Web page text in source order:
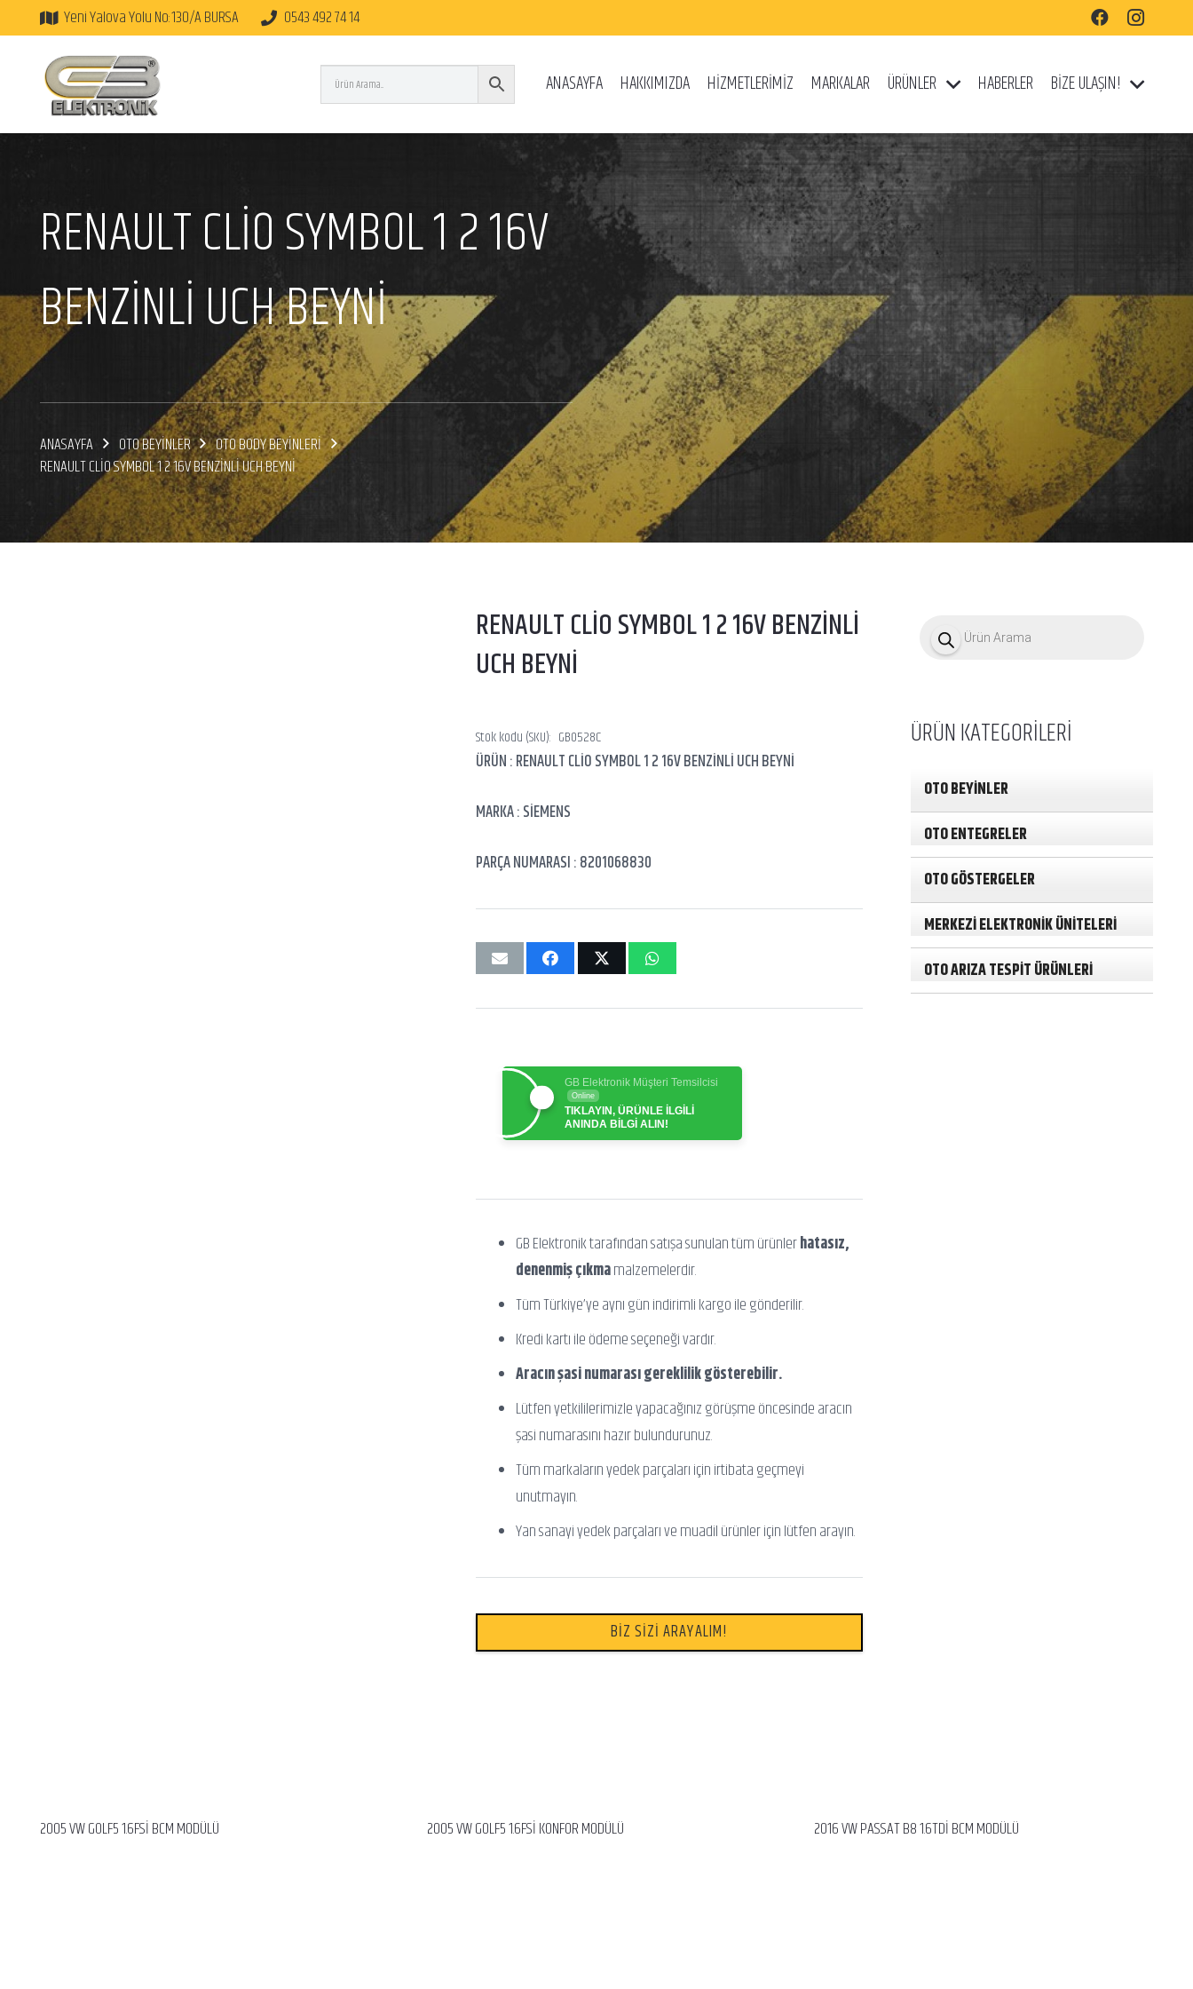
Yeni Yalova Yolu No:130/A BURSA 0543 492 74 14
ANASAYFA HAKKIMIZDA HİZMETLERİMİZ MARKALAR ÜRÜNLER HABERLER BİZE ULAŞIN!
RENAULT CLİO SYMBOL 1 2 16V
BENZİNLİ UCH BEYNİ
ANASAYFA OTO BEYİNLER
OTO BODY BEYİNLERİ
RENAULT CLİO SYMBOL 1 2 16V BENZİNLİ UCH BEYNİ
RENAULT CLİO SYMBOL 1 2 16V BENZİNLİ
UCH BEYNİ
Stok kodu (SKU): GB0528C
ÜRÜN : RENAULT CLİO SYMBOL 1 2 16V BENZİNLİ UCH BEYNİ
MARKA : SİEMENS
PARÇA NUMARASI : 8201068830
GB Elektronik Müşteri Temsilcisi
Online
TIKLAYIN, ÜRÜNLE İLGİLİ
ANINDA BİLGİ ALIN!
GB Elektronik tarafından satışa sunulan tüm ürünlerhatasız,
denenmiş çıkmamalzemelerdir.
Tüm Türkiye’ye aynı gün indirimli kargo ile gönderilir.
Kredi kartı ile ödeme seçeneği vardır.
Aracın şasi numarası gereklilik gösterebilir.
Lütfen yetkililerimizle yapacağınız görüşme öncesinde aracın
şasi numarasını hazır bulundurunuz.
Tüm markaların yedek parçaları için irtibata geçmeyi
unutmayın.
Yan sanayi yedek parçaları ve muadil ürünler için lütfen arayın.
BİZ SİZİ ARAYALIM!
t
s
a
c
h
ÜRÜN KATEGORİLERİ
OTO BEYİNLER
OTO ENTEGRELER
OTO GÖSTERGELER
MERKEZİ ELEKTRONİK ÜNİTELERİ
OTO ARIZA TESPİT ÜRÜNLERİ
2005 VW GOLF5 1.6FSİ BCM MODÜLÜ 2005 VW GOLF5 1.6FSİ KONFOR MODÜLÜ 2016 VW PASSAT B8 1.6TDİ BCM MODÜLÜ